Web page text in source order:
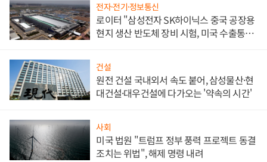
전자·전기·정보통신
로이터 "삼성전자 SK하이닉스 중국 공장용
현지 생산 반도체 장비 시험, 미국 수출통제
건설
원전 건설 국내외서 속도 붙어, 삼성물산·현
대건설·대우건설에 다가오는 '약속의 시간'
사회
미국 법원 "트럼프 정부 풍력 프로젝트 동결
조치는 위법", 해제 명령 내려